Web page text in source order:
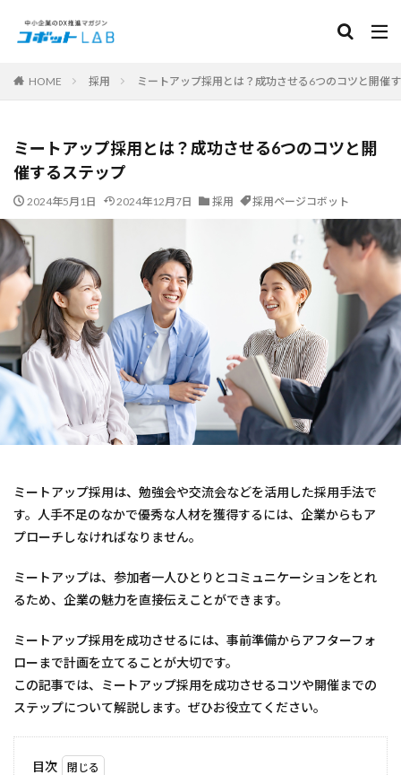
HOME 採用 ミートアップ採用とは？成功させる6つのコツと開催
ミートアップ採用とは？成功させる6つのコツと開
催するステップ
2024年5月1日 2024年12月7日 採用 採用ページコボット
ミートアップ採用は、勉強会や交流会などを活用した採用手法で
す。人手不足のなかで優秀な人材を獲得するには、企業からもア
プローチしなければなりません。
ミートアップは、参加者一人ひとりとコミュニケーションをとれ
るため、企業の魅力を直接伝えことができます。
ミートアップ採用を成功させるには、事前準備からアフターフォ
ローまで計画を立てることが大切です。
この記事では、ミートアップ採用を成功させるコツや開催までの
ステップについて解説します。ぜひお役立てください。
目次
サービス
面接コボット for アルバイト
HRコボット for 営業リスト
人事労務コボット
採用ページコボット
常連コボット for LINE
集客コボット for MEO
集客コボット for SNS Booster
PICKUP
検索